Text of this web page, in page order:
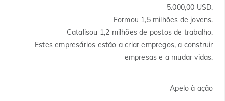
5.000,00 USD.
Formou 1,5 milhões de jovens.
Catalisou 1,2 milhões de postos de trabalho.
Estes empresários estão a criar empregos, a construir
empresas e a mudar vidas.
Apelo à ação